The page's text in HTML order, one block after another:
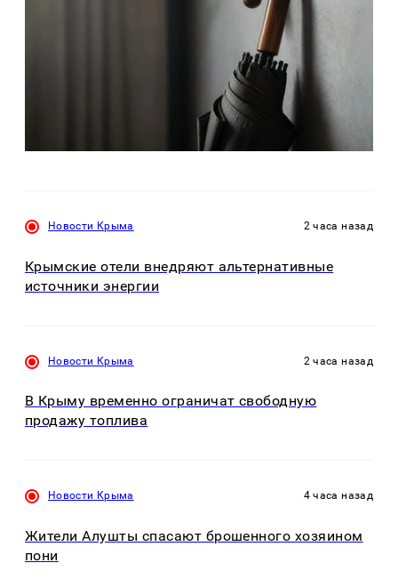
Новости Крыма 2 часа назад
Крымские отели внедряют альтернативные
источники энергии
Новости Крыма 2 часа назад
В Крыму временно ограничат свободную
продажу топлива
Новости Крыма 4 часа назад
Жители Алушты спасают брошенного хозяином
пони